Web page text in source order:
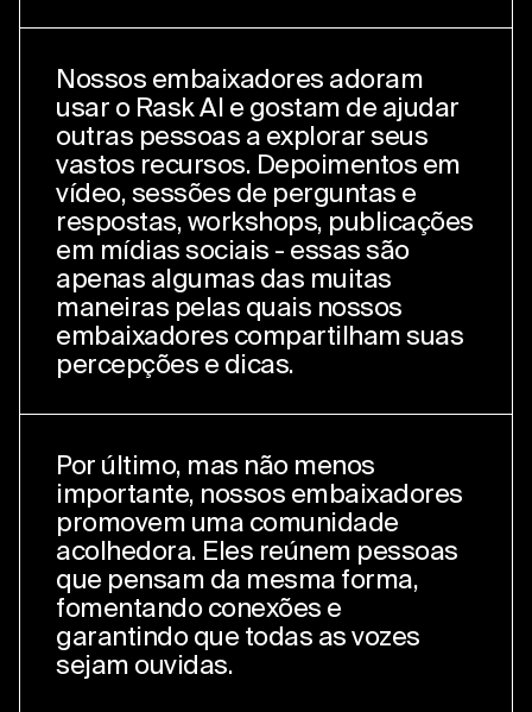
Nossos embaixadores adoram
usar o Rask AI e gostam de ajudar
outras pessoas a explorar seus
vastos recursos. Depoimentos em
vídeo, sessões de perguntas e
respostas, workshops, publicações
em mídias sociais - essas são
apenas algumas das muitas
maneiras pelas quais nossos
embaixadores compartilham suas
percepções e dicas.
Por último, mas não menos
importante, nossos embaixadores
promovem uma comunidade
acolhedora. Eles reúnem pessoas
que pensam da mesma forma,
fomentando conexões e
garantindo que todas as vozes
sejam ouvidas.